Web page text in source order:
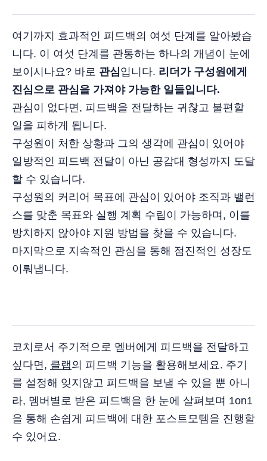
여기까지 효과적인 피드백의 여섯 단계를 알아봤습
니다. 이 여섯 단계를 관통하는 하나의 개념이 눈에
보이시나요? 바로 관심 입니다. 리더가 구성원에게
진심으로 관심을 가져야 가능한 일들입니다.
관심이 없다면, 피드백을 전달하는 귀찮고 불편할
일을 피하게 됩니다.
구성원이 처한 상황과 그의 생각에 관심이 있어야
일방적인 피드백 전달이 아닌 공감대 형성까지 도달
할 수 있습니다.
구성원의 커리어 목표에 관심이 있어야 조직과 밸런
스를 맞춘 목표와 실행 계획 수립이 가능하며, 이를
방치하지 않아야 지원 방법을 찾을 수 있습니다.
마지막으로 지속적인 관심을 통해 점진적인 성장도
이뤄냅니다.
코치로서 주기적으로 멤버에게 피드백을 전달하고
싶다면, 클랩의 피드백 기능을 활용해보세요. 주기
를 설정해 잊지않고 피드백을 보낼 수 있을 뿐 아니
라, 멤버별로 받은 피드백을 한 눈에 살펴보며 1on1
을 통해 손쉽게 피드백에 대한 포스트모템을 진행할
수 있어요.